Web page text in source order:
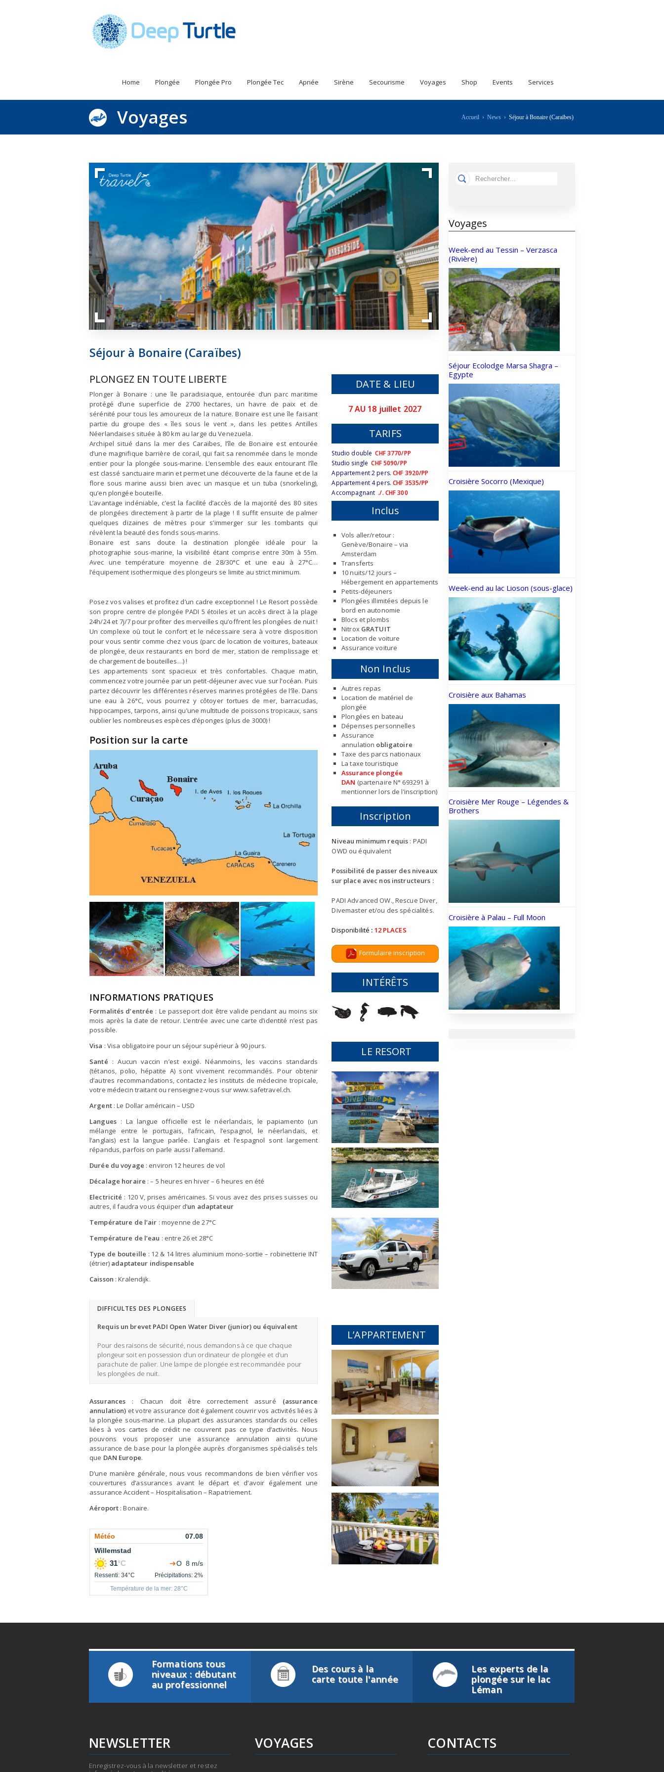
Home Plongée Plongée Pro Plongée Tec Apnée Sirène Secourisme Voyages Shop Events Services
Voyages Accueil › News › Séjour à Bonaire (Caraïbes)
Séjour à Bonaire (Caraïbes)
PLONGEZ EN TOUTE LIBERTE
Plonger à Bonaire : une île paradisiaque, entourée d’un parc maritime
protégé d’une superficie de 2700 hectares, un havre de paix et de
sérénité pour tous les amoureux de la nature. Bonaire est une île faisant
partie du groupe des « îles sous le vent », dans les petites Antilles
Néerlandaises située à 80 km au large du Venezuela.
Archipel situé dans la mer des Caraïbes, l’île de Bonaire est entourée
d’une magnifique barrière de corail, qui fait sa renommée dans le monde
entier pour la plongée sous-marine. L’ensemble des eaux entourant l’île
est classé sanctuaire marin et permet une découverte de la faune et de la
flore sous marine aussi bien avec un masque et un tuba (snorkeling),
qu’en plongée bouteille.
L’avantage indéniable, c’est la facilité d’accès de la majorité des 80 sites
de plongées directement à partir de la plage ! Il suffit ensuite de palmer
quelques dizaines de mètres pour s’immerger sur les tombants qui
révèlent la beauté des fonds sous-marins.
Bonaire est sans doute la destination plongée idéale pour la
photographie sous-marine, la visibilité étant comprise entre 30m à 55m.
Avec une température moyenne de 28/30°C et une eau à 27°C…
l’équipement isothermique des plongeurs se limite au strict minimum.
Posez vos valises et profitez d’un cadre exceptionnel ! Le Resort possède
son propre centre de plongée PADI 5 étoiles et un accès direct à la plage
24h/24 et 7j/7 pour profiter des merveilles qu’offrent les plongées de nuit !
Un complexe où tout le confort et le nécessaire sera à votre disposition
pour vous sentir comme chez vous (parc de location de voitures, bateaux
de plongée, deux restaurants en bord de mer, station de remplissage et
de chargement de bouteilles…) !
Les appartements sont spacieux et très confortables. Chaque matin,
commencez votre journée par un petit-déjeuner avec vue sur l’océan. Puis
partez découvrir les différentes réserves marines protégées de l’île. Dans
une eau à 26°C, vous pourrez y côtoyer tortues de mer, barracudas,
hippocampes, tarpons, ainsi qu’une multitude de poissons tropicaux, sans
oublier les nombreuses espèces d’éponges (plus de 3000) !
Position sur la carte
INFORMATIONS PRATIQUES
Formalités d’entrée : Le passeport doit être valide pendant au moins six
mois après la date de retour. L’entrée avec une carte d’identité n’est pas
possible.
Visa : Visa obligatoire pour un séjour supérieur à 90 jours.
Santé : Aucun vaccin n’est exigé. Néanmoins, les vaccins standards
(tétanos, polio, hépatite A) sont vivement recommandés. Pour obtenir
d’autres recommandations, contactez les instituts de médecine tropicale,
votre médecin traitant ou renseignez-vous sur www.safetravel.ch.
Argent: Le Dollar américain – USD
Langues: La langue officielle est le néerlandais, le papiamento (un
mélange entre le portugais, l’africain, l’espagnol, le néerlandais, et
l’anglais) est la langue parlée. L’anglais et l’espagnol sont largement
répandus, parfois on parle aussi l’allemand.
Durée du voyage : environ 12 heures de vol
Décalage horaire : – 5 heures en hiver – 6 heures en été
Electricité : 120 V, prises américaines. Si vous avez des prises suisses ou
autres, il faudra vous équiper d’un adaptateur
Température de l’air : moyenne de 27°C
Température de l’eau : entre 26 et 28°C
Type de bouteille : 12 & 14 litres aluminium mono-sortie – robinetterie INT
(étrier) adaptateur indispensable
Caisson : Kralendijk.
DIFFICULTES DES PLONGEES
Requis un brevet PADI Open Water Diver (junior) ou équivalent
Pour des raisons de sécurité, nous demandons à ce que chaque
plongeur soit en possession d’un ordinateur de plongée et d’un
parachute de palier. Une lampe de plongée est recommandée pour
les plongées de nuit.
Assurances : Chacun doit être correctement assuré (assurance
annulation) et votre assurance doit également couvrir vos activités liées à
la plongée sous-marine. La plupart des assurances standards ou celles
liées à vos cartes de crédit ne couvrent pas ce type d’activités. Nous
pouvons vous proposer une assurance annulation ainsi qu’une
assurance de base pour la plongée auprès d’organismes spécialisés tels
que DAN Europe.
D’une manière générale, nous vous recommandons de bien vérifier vos
couvertures d’assurances avant le départ et d’avoir également une
assurance Accident – Hospitalisation – Rapatriement.
Aéroport : Bonaire.
DATE & LIEU
7 AU 18 juillet 2027
TARIFS
Studio doubleCHF 3770/PP
Studio singleCHF 5090/PP
Appartement 2 pers.CHF 3920/PP
Appartement 4 pers.CHF 3535/PP
Accompagnant ./. CHF 300
Inclus
Vols aller/retour :
Genève/Bonaire – via
Amsterdam
Transferts
10 nuits/12 jours –
Hébergement en appartements
Petits-déjeuners
Plongées illimitées depuis le
bord en autonomie
Blocs et plombs
Nitrox GRATUIT
Location de voiture
Assurance voiture
Non Inclus
Autres repas
Location de matériel de
plongée
Plongées en bateau
Dépenses personnelles
Assurance
annulation obligatoire
Taxe des parcs nationaux
La taxe touristique
Assurance plongée
DAN (partenaire N° 693291 à
mentionner lors de l’inscription)
Inscription
Niveau minimum requis : PADI
OWD ou équivalent
Possibilité de passer des niveaux
sur place avec nos instructeurs :
PADI Advanced OW., Rescue Diver,
Divemaster et/ou des spécialités.
Disponibilité : 12 PLACES
Formulaire inscription
INTÉRÊTS
LE RESORT
L’APPARTEMENT
Voyages
Week-end au Tessin – Verzasca
(Rivière)
Séjour Ecolodge Marsa Shagra –
Egypte
Croisière Socorro (Mexique)
Week-end au lac Lioson (sous-glace)
Croisière aux Bahamas
Croisière Mer Rouge – Légendes &
Brothers
Croisière à Palau – Full Moon
Formations tous
niveaux : débutant
au professionnel
Des cours à la
carte toute l'année
Les experts de la
plongée sur le lac
Léman
NEWSLETTER
Enregistrez-vous à la newsletter et restez
VOYAGES
CONTACTS
EN 2026, CHANGEZ DE MÉTIER,
DEVENEZ INSTRUCTEUR DE PLONGÉE PADI!
Information à info@deep-turtle.com